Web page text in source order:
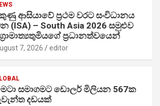
ආසියාවේ ප්‍රථම වරට සංවිධානය
(ISA) – South Asia 2026 සමුළුව
ප්‍රධානත්වයෙන්
7, 2026 editor
සමාගමට ඩොලර් මිලියන 567ක
දඩයක්